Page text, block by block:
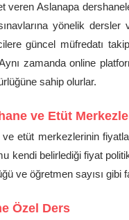
veren Aslanapa
yönelik dersler
güncel müfredatı
zamanda online
sahip olurlar.
ve Etüt
etüt merkezlerinin
kendi belirlediği fiyat
ve öğretmen sayısı
Özel Ders